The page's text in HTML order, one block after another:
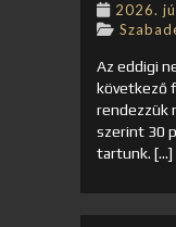
2026.
Az eddigi
következő
rendezzük
szerint 30
tartunk. […]